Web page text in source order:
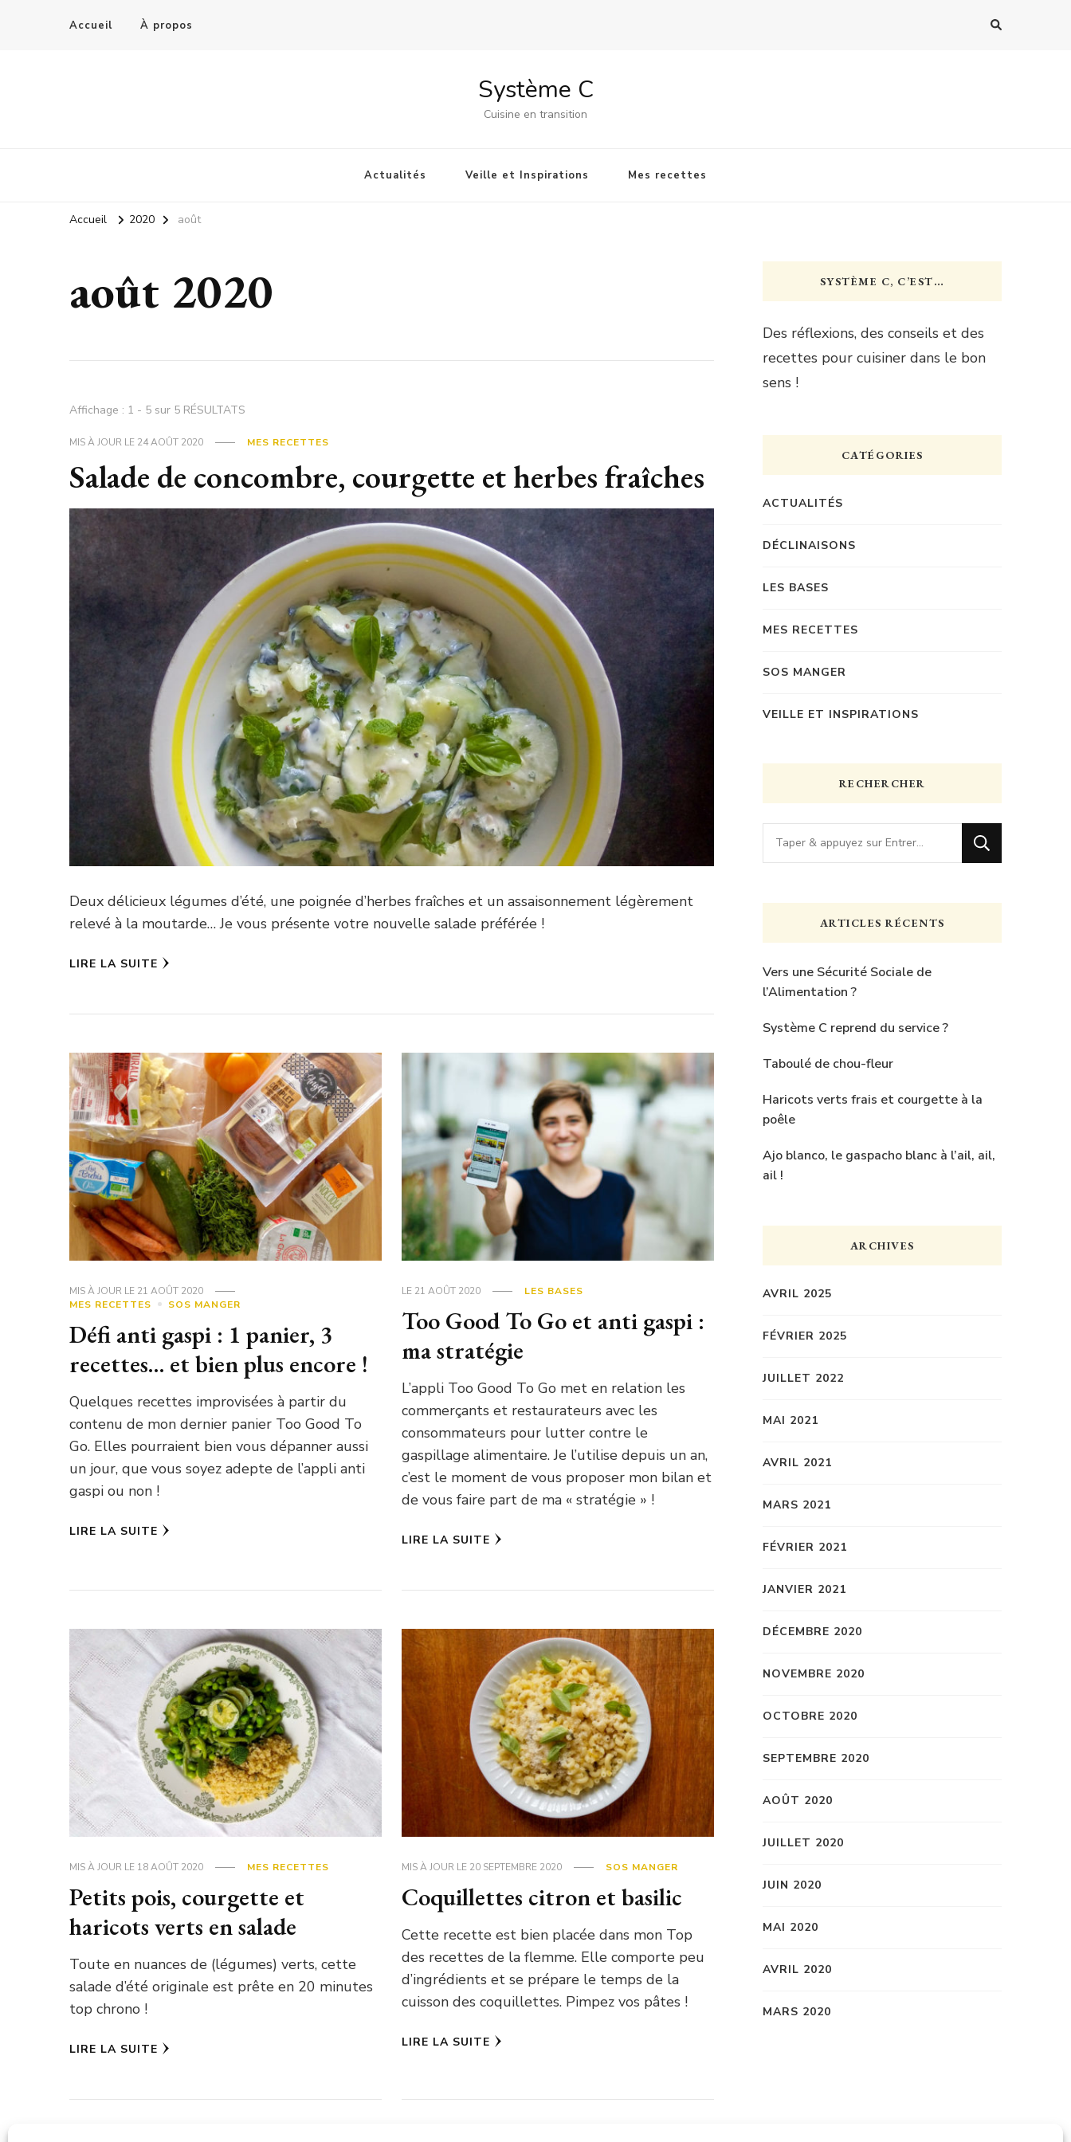
Accueil À propos
Système C
Cuisine en transition
Actualités Veille et Inspirations Mes recettes
Accueil 2020 août
août 2020
Affichage : 1 - 5 sur 5 RÉSULTATS
MIS À JOUR LE 24 AOÛT 2020 MES RECETTES
Salade de concombre, courgette et herbes fraîches
Deux délicieux légumes d’été, une poignée d’herbes fraîches et un assaisonnement légèrement
relevé à la moutarde… Je vous présente votre nouvelle salade préférée !
LIRE LA SUITE
MIS À JOUR LE 21 AOÛT 2020
MES RECETTES
SOS MANGER
Défi anti gaspi : 1 panier, 3
recettes… et bien plus encore !
Quelques recettes improvisées à partir du
contenu de mon dernier panier Too Good To
Go. Elles pourraient bien vous dépanner aussi
un jour, que vous soyez adepte de l’appli anti
gaspi ou non !
LIRE LA SUITE
LE 21 AOÛT 2020 LES BASES
Too Good To Go et anti gaspi :
ma stratégie
L’appli Too Good To Go met en relation les
commerçants et restaurateurs avec les
consommateurs pour lutter contre le
gaspillage alimentaire. Je l’utilise depuis un an,
c’est le moment de vous proposer mon bilan et
de vous faire part de ma « stratégie » !
LIRE LA SUITE
MIS À JOUR LE 18 AOÛT 2020 MES RECETTES
Petits pois, courgette et
haricots verts en salade
Toute en nuances de (légumes) verts, cette
salade d’été originale est prête en 20 minutes
top chrono !
LIRE LA SUITE
MIS À JOUR LE 20 SEPTEMBRE 2020 SOS MANGER
Coquillettes citron et basilic
Cette recette est bien placée dans mon Top
des recettes de la flemme. Elle comporte peu
d’ingrédients et se prépare le temps de la
cuisson des coquillettes. Pimpez vos pâtes !
LIRE LA SUITE
SYSTÈME C, C’EST…
Des réflexions, des conseils et des
recettes pour cuisiner dans le bon
sens !
CATÉGORIES
ACTUALITÉS
DÉCLINAISONS
LES BASES
MES RECETTES
SOS MANGER
VEILLE ET INSPIRATIONS
RECHERCHER
Vous
recherchiez
chose
ARTICLES RÉCENTS
Vers une Sécurité Sociale de
l’Alimentation ?
Système C reprend du service ?
Taboulé de chou-fleur
Haricots verts frais et courgette à la
poêle
Ajo blanco, le gaspacho blanc à l’ail, ail,
ail !
ARCHIVES
AVRIL 2025
FÉVRIER 2025
JUILLET 2022
MAI 2021
AVRIL 2021
MARS 2021
FÉVRIER 2021
JANVIER 2021
DÉCEMBRE 2020
NOVEMBRE 2020
OCTOBRE 2020
SEPTEMBRE 2020
AOÛT 2020
JUILLET 2020
JUIN 2020
MAI 2020
AVRIL 2020
MARS 2020